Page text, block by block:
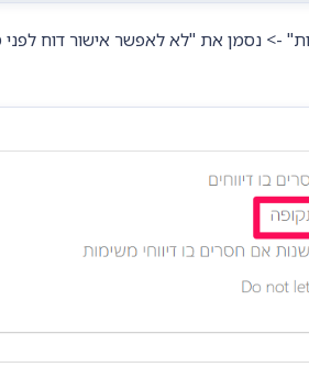
-> נסמן את "לא לאפשר אישור דוח